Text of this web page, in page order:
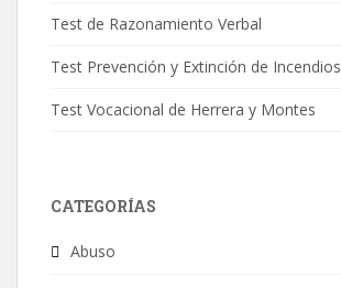
Test de Razonamiento Verbal
Test Prevención y Extinción de Incendios
Test Vocacional de Herrera y Montes
CATEGORÍAS
Abuso